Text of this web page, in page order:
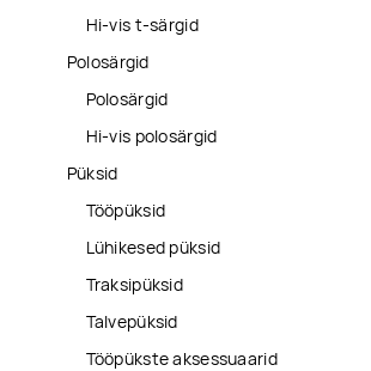
Hi-vis t-särgid
Polosärgid
Polosärgid
Hi-vis polosärgid
Püksid
Tööpüksid
Lühikesed püksid
Traksipüksid
Talvepüksid
Tööpükste aksessuaarid